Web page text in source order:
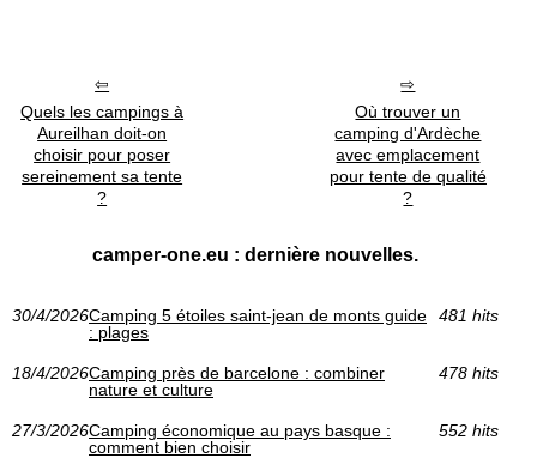
Quels les campings à
Aureilhan doit-on
choisir pour poser
sereinement sa tente
?
Où trouver un
camping d'Ardèche
avec emplacement
pour tente de qualité
?
camper-one.eu : dernière nouvelles.
30/4/2026Camping 5 étoiles saint-jean de monts guide
: plages
481 hits
18/4/2026Camping près de barcelone : combiner
nature et culture
478 hits
27/3/2026Camping économique au pays basque :
comment bien choisir
552 hits